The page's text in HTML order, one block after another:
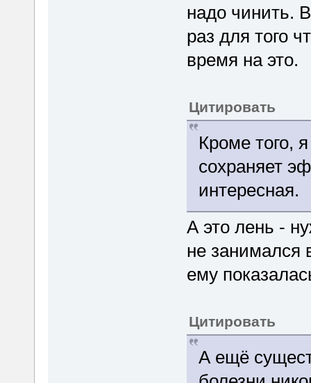
надо чинить.
раз для того
время на это.
Цитировать
Кроме того,
сохраняет
интересная.
А это лень -
не занимался
ему
Цитировать
А ещё